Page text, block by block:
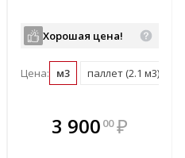
В комплекте
всегда выгоднее!
Хорошая цена!
Цена: м3 паллет (2.1 м3)
3 900 00 ₽